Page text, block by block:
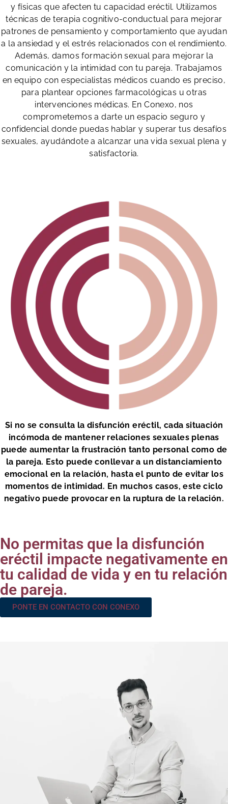
y físicas que afecten tu capacidad eréctil. Utilizamos
técnicas de terapia cognitivo-conductual para mejorar
patrones de pensamiento y comportamiento que ayudan
a la ansiedad y el estrés relacionados con el rendimiento.
Además, damos formación sexual para mejorar la
comunicación y la intimidad con tu pareja. Trabajamos
en equipo con especialistas médicos cuando es preciso,
para plantear opciones farmacológicas u otras
intervenciones médicas. En Conexo, nos
comprometemos a darte un espacio seguro y
confidencial donde puedas hablar y superar tus desafíos
sexuales, ayudándote a alcanzar una vida sexual plena y
satisfactoria.
Si no se consulta la disfunción eréctil, cada situación
incómoda de mantener relaciones sexuales plenas
puede aumentar la frustración tanto personal como de
la pareja. Esto puede conllevar a un distanciamiento
emocional en la relación, hasta el punto de evitar los
momentos de intimidad. En muchos casos, este ciclo
negativo puede provocar en la ruptura de la relación.
No permitas que la disfunción
eréctil impacte negativamente en
tu calidad de vida y en tu relación
de pareja.
PONTE EN CONTACTO CON CONEXO